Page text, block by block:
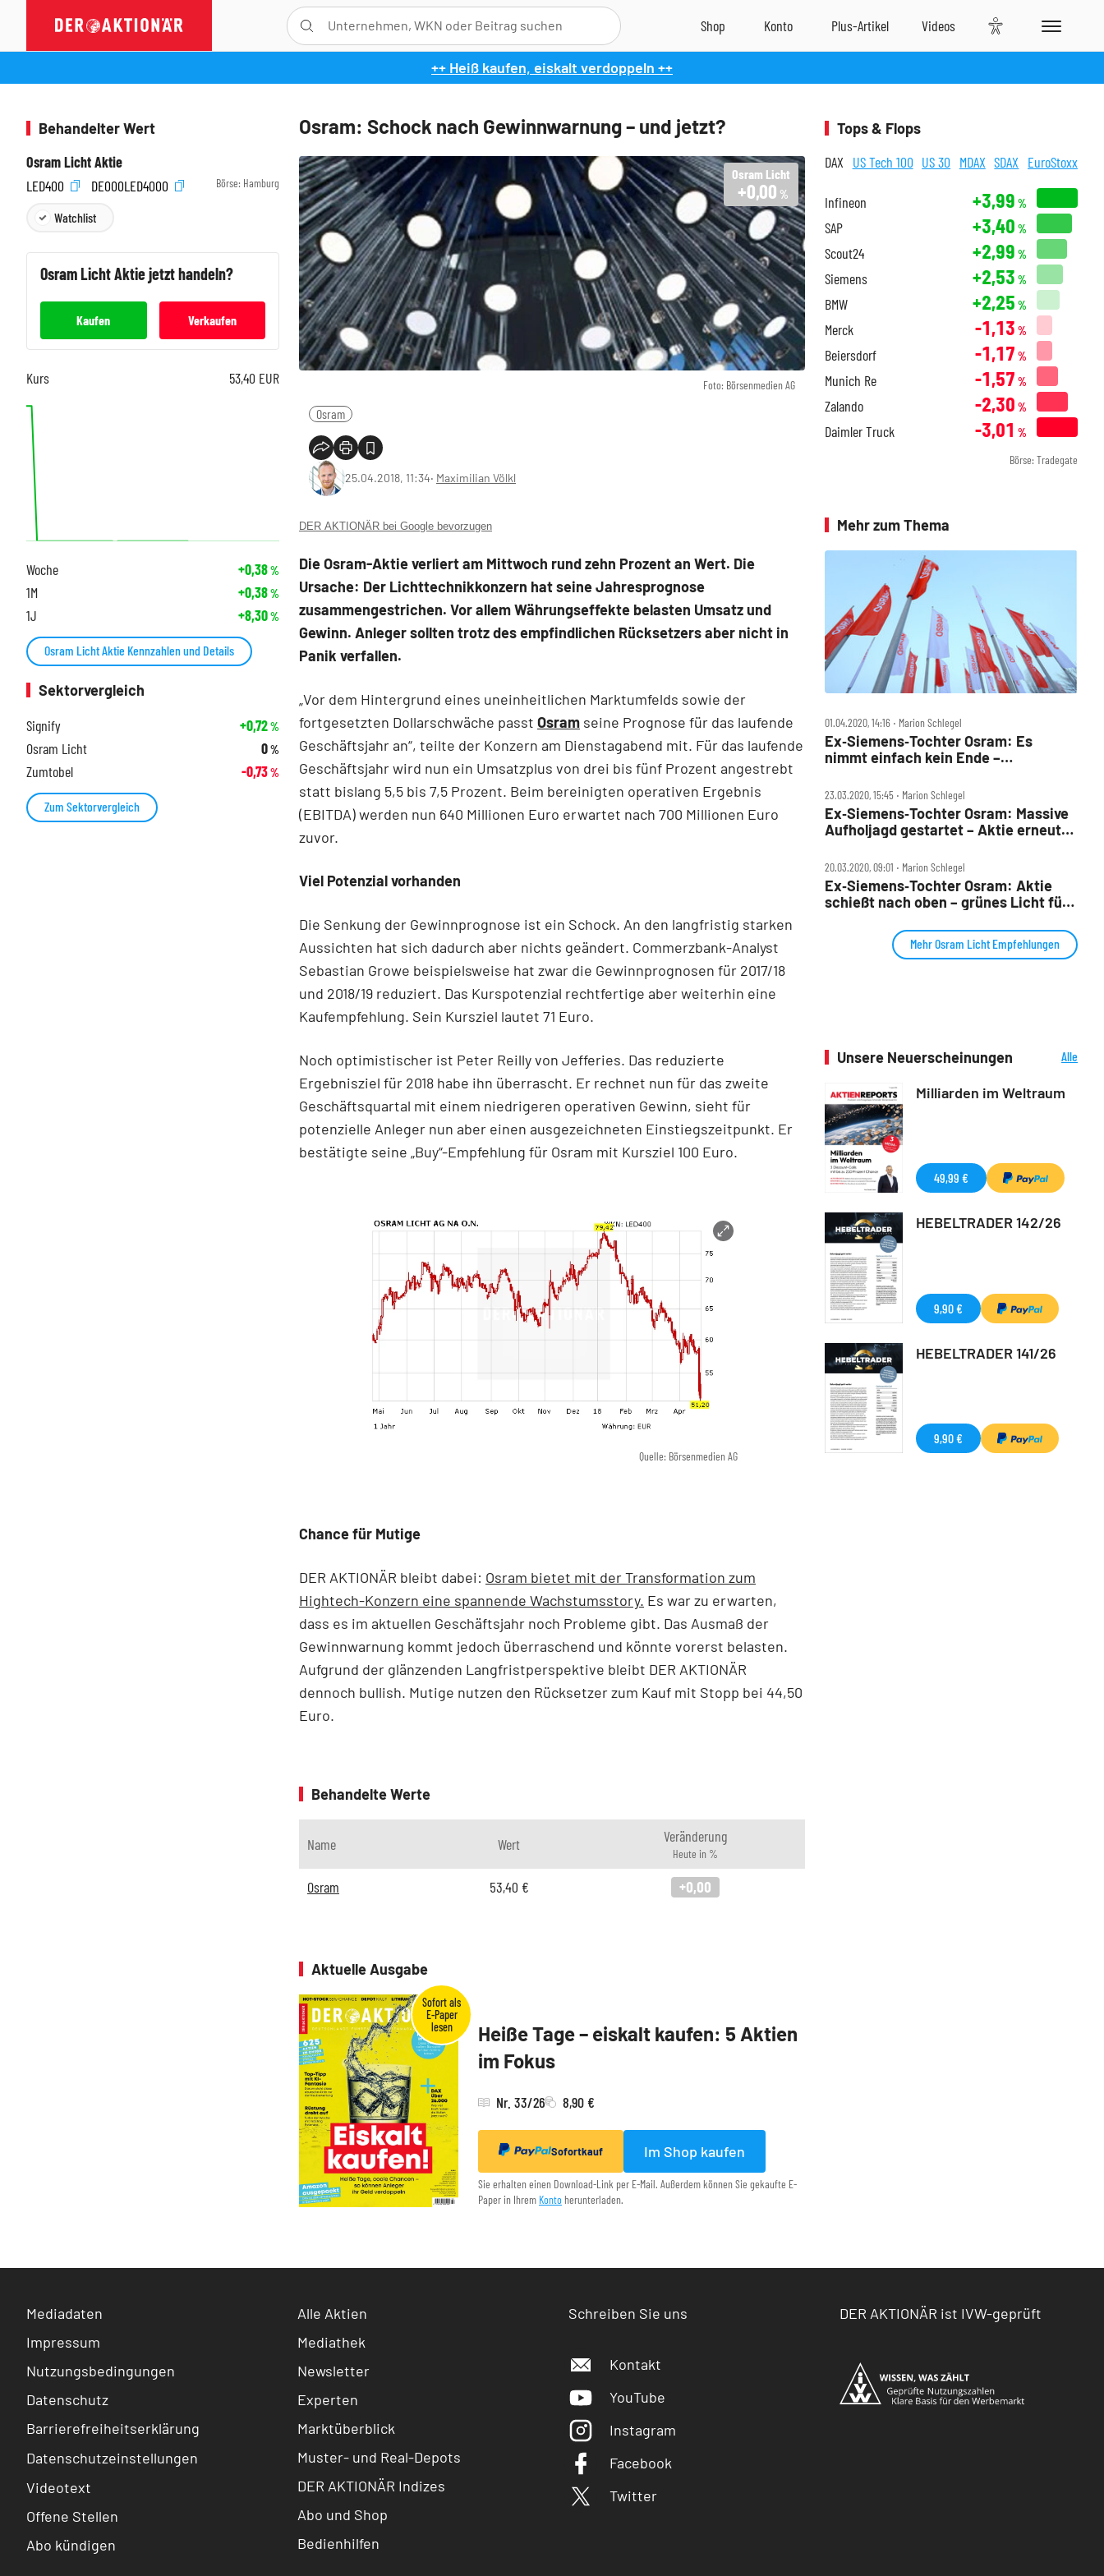
++ Heiß kaufen, eiskalt verdoppeln ++
Osram: Schock nach Gewinnwarnung – und jetzt?
Foto: Börsenmedien AG
Osram Licht
+0,00 %
Osram
25.04.2018, 11:34‧ Maximilian Völkl
DER AKTIONÄR bei Google bevorzugen
Die Osram-Aktie verliert am Mittwoch rund zehn Prozent an Wert. Die
Ursache: Der Lichttechnikkonzern hat seine Jahresprognose
zusammengestrichen. Vor allem Währungseffekte belasten Umsatz und
Gewinn. Anleger sollten trotz des empfindlichen Rücksetzers aber nicht in
Panik verfallen.
„Vor dem Hintergrund eines uneinheitlichen Marktumfelds sowie der
fortgesetzten Dollarschwäche passt Osram seine Prognose für das laufende
Geschäftsjahr an“, teilte der Konzern am Dienstagabend mit. Für das laufende
Geschäftsjahr wird nun ein Umsatzplus von drei bis fünf Prozent angestrebt
statt bislang 5,5 bis 7,5 Prozent. Beim bereinigten operativen Ergebnis
(EBITDA) werden nun 640 Millionen Euro erwartet nach 700 Millionen Euro
zuvor.
Viel Potenzial vorhanden
Die Senkung der Gewinnprognose ist ein Schock. An den langfristig starken
Aussichten hat sich dadurch aber nichts geändert. Commerzbank-Analyst
Sebastian Growe beispielsweise hat zwar die Gewinnprognosen für 2017/18
und 2018/19 reduziert. Das Kurspotenzial rechtfertige aber weiterhin eine
Kaufempfehlung. Sein Kursziel lautet 71 Euro.
Noch optimistischer ist Peter Reilly von Jefferies. Das reduzierte
Ergebnisziel für 2018 habe ihn überrascht. Er rechnet nun für das zweite
Geschäftsquartal mit einem niedrigeren operativen Gewinn, sieht für
potenzielle Anleger nun aber einen ausgezeichneten Einstiegszeitpunkt. Er
bestätigte seine „Buy“-Empfehlung für Osram mit Kursziel 100 Euro.
Quelle: Börsenmedien AG
Chance für Mutige
DER AKTIONÄR bleibt dabei: Osram bietet mit der Transformation zum
Hightech-Konzern eine spannende Wachstumsstory. Es war zu erwarten,
dass es im aktuellen Geschäftsjahr noch Probleme gibt. Das Ausmaß der
Gewinnwarnung kommt jedoch überraschend und könnte vorerst belasten.
Aufgrund der glänzenden Langfristperspektive bleibt DER AKTIONÄR
dennoch bullish. Mutige nutzen den Rücksetzer zum Kauf mit Stopp bei 44,50
Euro.
Behandelte Werte
Name Wert Veränderung
Heute in %
Osram 53,40 € +0,00
Aktuelle Ausgabe
Heiße Tage – eiskalt kaufen: 5 Aktien
im Fokus
Nr. 33/26 8,90 €
Sofortkauf Im Shop kaufen
Sie erhalten einen Download-Link per E-Mail. Außerdem können Sie gekaufte E-
Paper in Ihrem Konto herunterladen.
Behandelter Wert
Osram Licht Aktie
LED400
DE000LED4000 Börse: Hamburg
Watchlist
Osram LichtAktie jetzt handeln?
Kaufen Verkaufen
Kurs 53,40 EUR
Woche +0,38%
1M +0,38%
1J +8,30%
Osram Licht Aktie Kennzahlen und Details
Sektorvergleich
Signify
+0,72%
Osram Licht 0%
Zumtobel -0,73%
Zum Sektorvergleich
Tops & Flops
DAX US Tech 100 US 30 MDAX SDAX EuroStoxx
Infineon +3,99 %
SAP +3,40 %
Scout24 +2,99 %
Siemens +2,53 %
BMW +2,25 %
Merck -1,13 %
Beiersdorf -1,17 %
Munich Re -1,57 %
Zalando -2,30 %
Daimler Truck -3,01 %
Börse: Tradegate
Mehr zum Thema
01.04.2020, 14:16 ‧ Marion Schlegel
Ex‑Siemens‑Tochter Osram: Es
nimmt einfach kein Ende –
23.03.2020, 15:45 ‧ Marion Schlegel
Ex‑Siemens‑Tochter Osram: Massive
Aufholjagd gestartet – Aktie erneut
20.03.2020, 09:01 ‧ Marion Schlegel
Ex‑Siemens‑Tochter Osram: Aktie
schießt nach oben – grünes Licht für
Mehr Osram Licht Empfehlungen
Unsere Neuerscheinungen
Alle
Milliarden im Weltraum
49,99 €
HEBELTRADER 142/26
9,90 €
HEBELTRADER 141/26
9,90 €
Mediadaten
Impressum
Nutzungsbedingungen
Datenschutz
Barrierefreiheitserklärung
Datenschutzeinstellungen
Videotext
Offene Stellen
Abo kündigen
Alle Aktien
Mediathek
Newsletter
Experten
Marktüberblick
Muster- und Real-Depots
DER AKTIONÄR Indizes
Abo und Shop
Bedienhilfen
Schreiben Sie uns
Kontakt
YouTube
Instagram
Facebook
Twitter
DER AKTIONÄR ist IVW-geprüft